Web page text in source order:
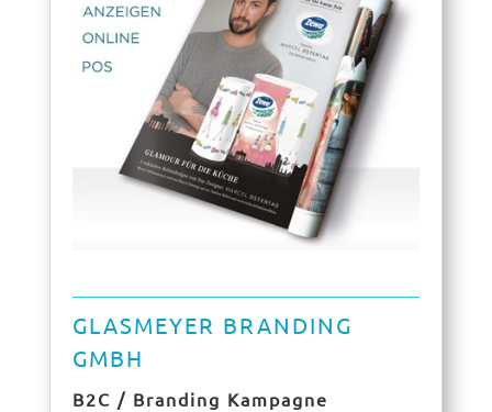
GLASMEYER BRANDING
GMBH
B2C / Branding Kampagne